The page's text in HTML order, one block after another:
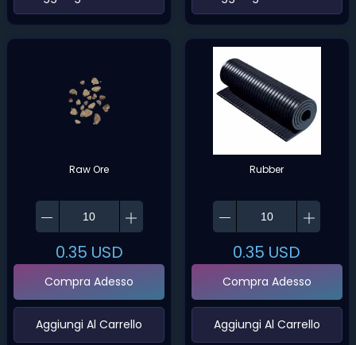
Raw Ore
0.35 USD
Compra Adesso
‌Aggiungi Al Carrello‌
Rubber
0.35 USD
Compra Adesso
‌Aggiungi Al Carrello‌